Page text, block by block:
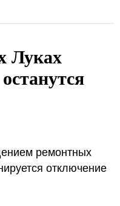
Луках
ремонтных
отключение